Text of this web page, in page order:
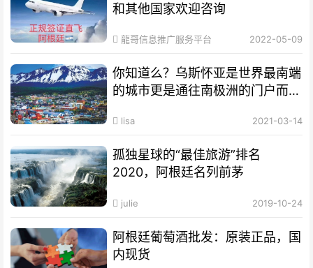
和其他国家欢迎咨询
龍哥信息推广服务平台 2022-05-09
你知道么？乌斯怀亚是世界最南端
的城市更是通往南极洲的门户而驰
lisa 2021-03-14
孤独星球的“最佳旅游”排名
2020，阿根廷名列前茅
julie 2019-10-24
阿根廷葡萄酒批发：原装正品，国
内现货